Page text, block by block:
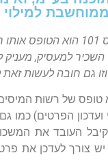
טופס 101 מקוון בהחלט הופך את
למעסיק, מעניק
גם חובה לעשות
טופס של רשות המיסים
הפרטים) כמו
העבודה או טרם